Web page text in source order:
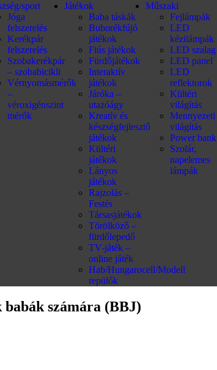
sport
Jóga
felszerelés
Kerékpár
felszerelés
Szobakerékpár
– szobabicikli
Vérnyomásmérők
–
véroxigénszint
mérők
Játékok
Baba táskák
Buborékfújó
játékok
Fiús játékok
Fürdőjátékok
Interaktív
játékok
Járóka –
utazóágy
Kreatív és
készségfejlesztő
játékok
Kültéri
játékok
Lányos
játékok
Rajzolás –
Festés
Társasjátékok
Törölköző –
fürdőlepedő
TV-játék –
online játék
Hab/Hungarocell/Modell
repülők
Műszaki
Fejlámpák
LED
kézilámpák
LED szalag
LED panel
LED
reflektorok
Kültéri
világítás
Mennyezeti
világítás
Power bank
Szolár,
napelemes
lámpák
számára (BBJ)